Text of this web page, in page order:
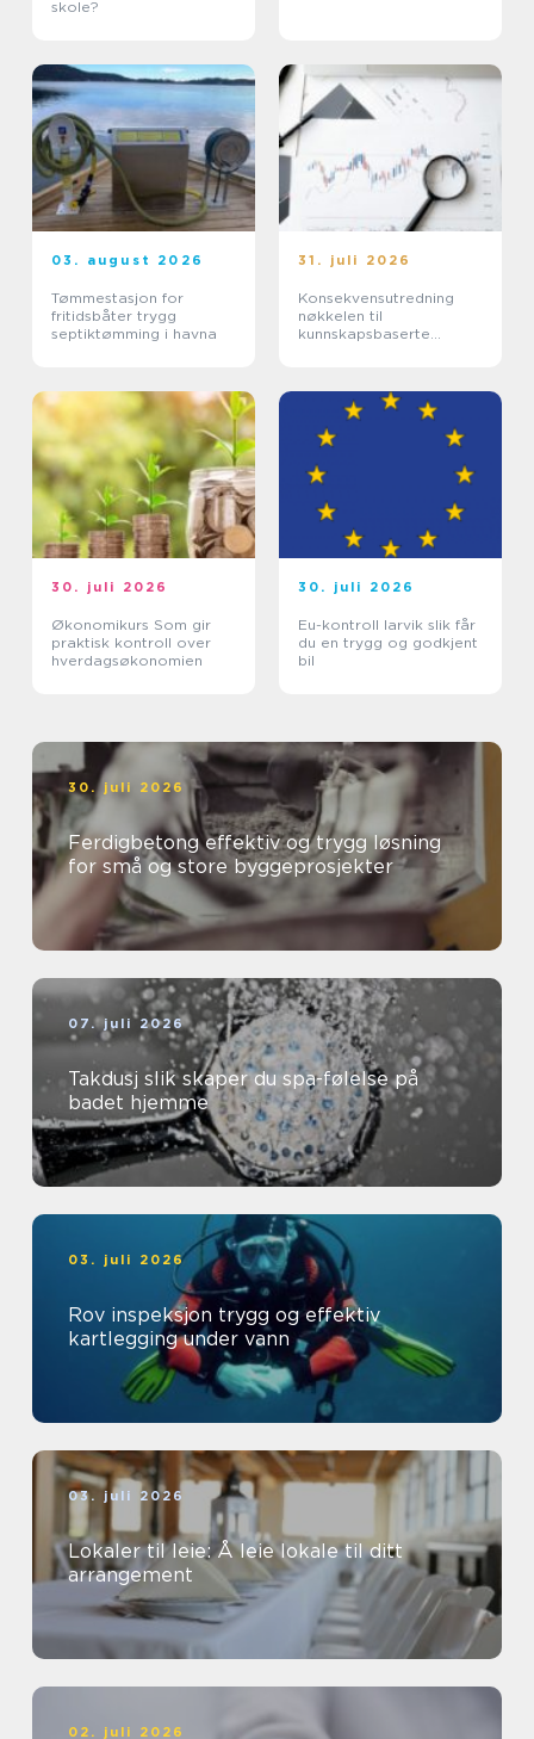
skole?
03. august 2026
Tømmestasjon for
fritidsbåter trygg
septiktømming i havna
31. juli 2026
Konsekvensutredning
nøkkelen til
kunnskapsbaserte
30. juli 2026
Økonomikurs Som gir
praktisk kontroll over
hverdagsøkonomien
30. juli 2026
Eu-kontroll larvik slik får
du en trygg og godkjent
bil
30. juli 2026
Ferdigbetong effektiv og trygg løsning
for små og store byggeprosjekter
07. juli 2026
Takdusj slik skaper du spa-følelse på
badet hjemme
03. juli 2026
Rov inspeksjon trygg og effektiv
kartlegging under vann
03. juli 2026
Lokaler til leie: Å leie lokale til ditt
arrangement
02. juli 2026